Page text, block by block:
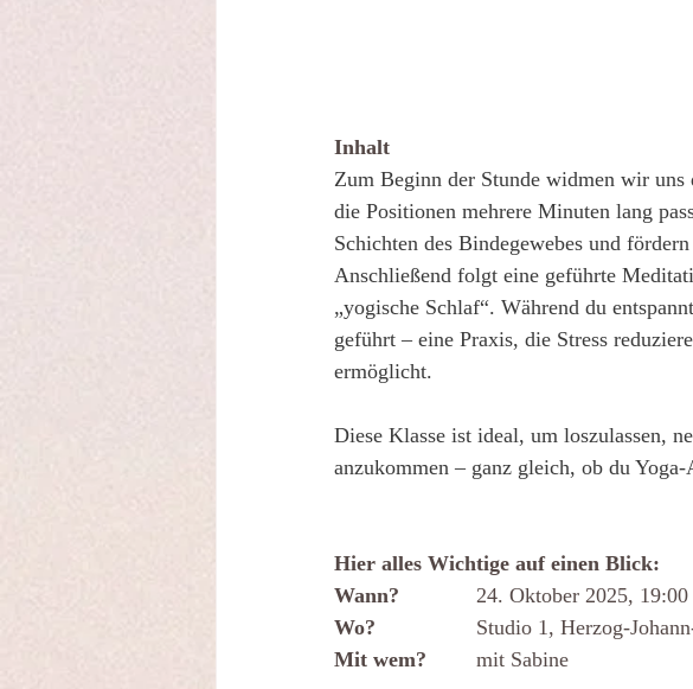
Inhalt
Zum Beginn der Stunde widmen wir uns
die Positionen mehrere Minuten lang
Schichten des Bindegewebes und
Anschließend folgt eine geführte
„yogische Schlaf“. Während du
geführt – eine Praxis, die Stress
ermöglicht.
Diese Klasse ist ideal, um loszulassen,
anzukommen – ganz gleich, ob du
Hier alles Wichtige auf einen Blick:
Wann?
24. Oktober 2025,
Wo?
Studio 1, Herzog-
Mit wem?
	mit Sabine